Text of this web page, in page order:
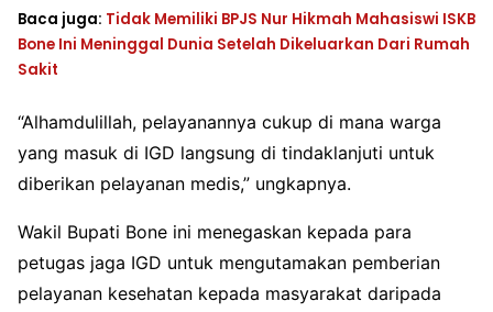
Baca juga: Tidak Memiliki BPJS Nur Hikmah Mahasiswi ISKB
Bone Ini Meninggal Dunia Setelah Dikeluarkan Dari Rumah
Sakit
“Alhamdulillah, pelayanannya cukup di mana warga
yang masuk di IGD langsung di tindaklanjuti untuk
diberikan pelayanan medis,” ungkapnya.
Wakil Bupati Bone ini menegaskan kepada para
petugas jaga IGD untuk mengutamakan pemberian
pelayanan kesehatan kepada masyarakat daripada